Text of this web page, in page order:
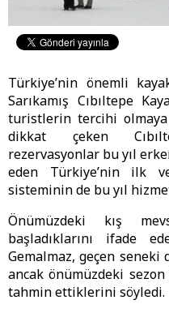
Türkiye’nin önemli
Sarıkamış Cıbıltepe
turistlerin tercihi olmaya
dikkat çeken
rezervasyonlar bu yıl
eden Türkiye’nin ilk
sisteminin de bu yıl
Önümüzdeki kış
başladıklarını ifade
Gemalmaz, geçen
ancak önümüzdeki
tahmin ettiklerini söyledi.